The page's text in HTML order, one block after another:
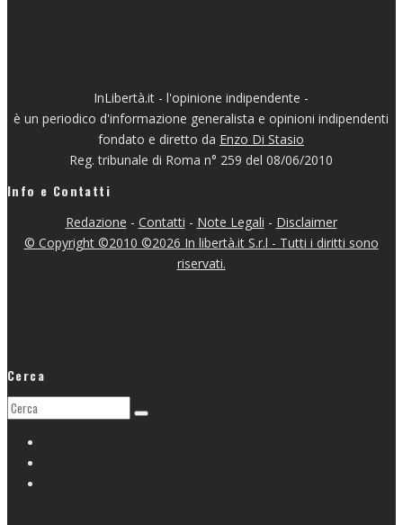
InLibertà.it - l'opinione indipendente -
è un periodico d'informazione generalista e opinioni indipendenti
fondato e diretto da Enzo Di Stasio
Reg. tribunale di Roma n° 259 del 08/06/2010
Info e Contatti
Redazione - Contatti - Note Legali - Disclaimer
© Copyright ©2010 ©2026 In libertà.it S.r.l - Tutti i diritti sono
riservati.
Cerca